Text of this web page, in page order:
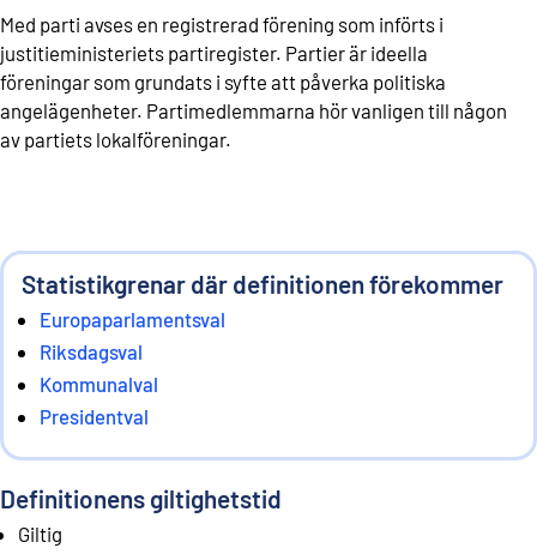
Med parti avses en registrerad förening som införts i
justitieministeriets partiregister. Partier är ideella
föreningar som grundats i syfte att påverka politiska
angelägenheter. Partimedlemmarna hör vanligen till någon
av partiets lokalföreningar.
Statistikgrenar där definitionen förekommer
Europaparlamentsval
Riksdagsval
Kommunalval
Presidentval
Definitionens giltighetstid
Giltig